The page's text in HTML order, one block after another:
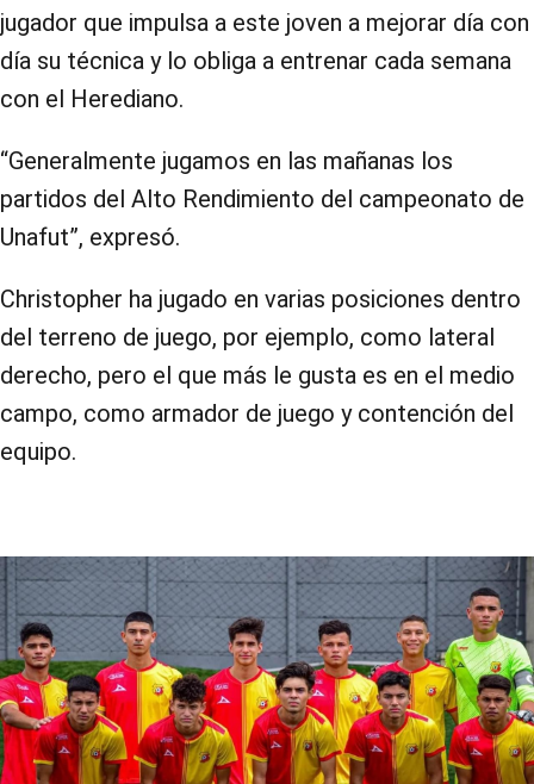
jugador que impulsa a este joven a mejorar día con
día su técnica y lo obliga a entrenar cada semana
con el Herediano.
“Generalmente jugamos en las mañanas los
partidos del Alto Rendimiento del campeonato de
Unafut”, expresó.
Christopher ha jugado en varias posiciones dentro
del terreno de juego, por ejemplo, como lateral
derecho, pero el que más le gusta es en el medio
campo, como armador de juego y contención del
equipo.